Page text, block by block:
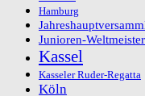
Hamburg
Junioren-
Kassel
Kasseler Ruder-Regatta
Köln